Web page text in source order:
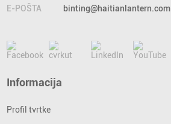
E-POŠTA
binting@haitianlantern.com
Informacija
Profil tvrtke